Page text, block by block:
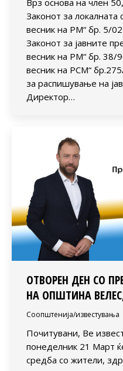
Законот за локалната
весник на РМ“ бр. 5/
Законот за јавните
весник на РМ“ бр. 38/
весник на РСМ“
за распишување на
Директор…
ОТВОРЕН ДЕН СО
НА ОПШТИНА
Соопштенија/известувања
Почитувани, Ве
понеделник 21 Март
средба со жители,